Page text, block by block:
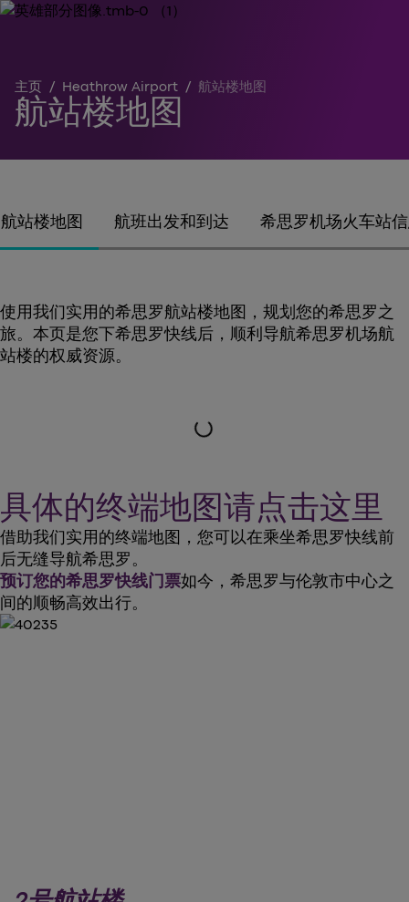
主页 / Heathrow Airport / 航站楼地图
航站楼地图
航站楼地图 航班出发和到达 希思罗机场火车站
使用我们实用的希思罗航站楼地图，规划您的希思罗之
旅。本页是您下希思罗快线后，顺利导航希思罗机场航
站楼的权威资源。
progress_activity
具体的终端地图请点击这里
借助我们实用的终端地图，您可以在乘坐希思罗快线前
后无缝导航希思罗。
预订您的希思罗快线门票如今，希思罗与伦敦市中心之
间的顺畅高效出行。